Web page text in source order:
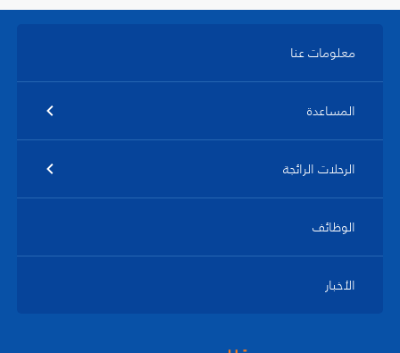
معلومات عنا
المساعدة
الرحلات الرائجة
الوظائف
الأخبار